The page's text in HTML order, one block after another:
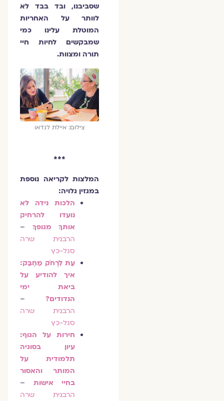
שסביבנו, ובד בבד לא
לוותר על האחריות
המוטלת עלינו כמי
שמבקשים לחיות חיי
תורה ומצוות.
צילום: איילת לנדאו
***
המלצות לקריאה נוספת
במגזין גלויה:
הלכות נידה לא
נועדו להרחיק
אותךְ מגופךְ
הרבנית שרה
סגל-כץ
עֵת לִרְחֹק מֵחַבֵּק:
איך להודיע על
ביאת ימי
הנדודים?–
הרבנית שרה
סגל-כץ
חירות על הגוף:
עיון בסוגיה
תלמודית על
המותר והאסור
בחיי אישות–
הרבנית שרה